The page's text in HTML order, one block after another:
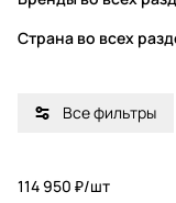
Страна во всех
Все фильтры
114 950 ₽/шт